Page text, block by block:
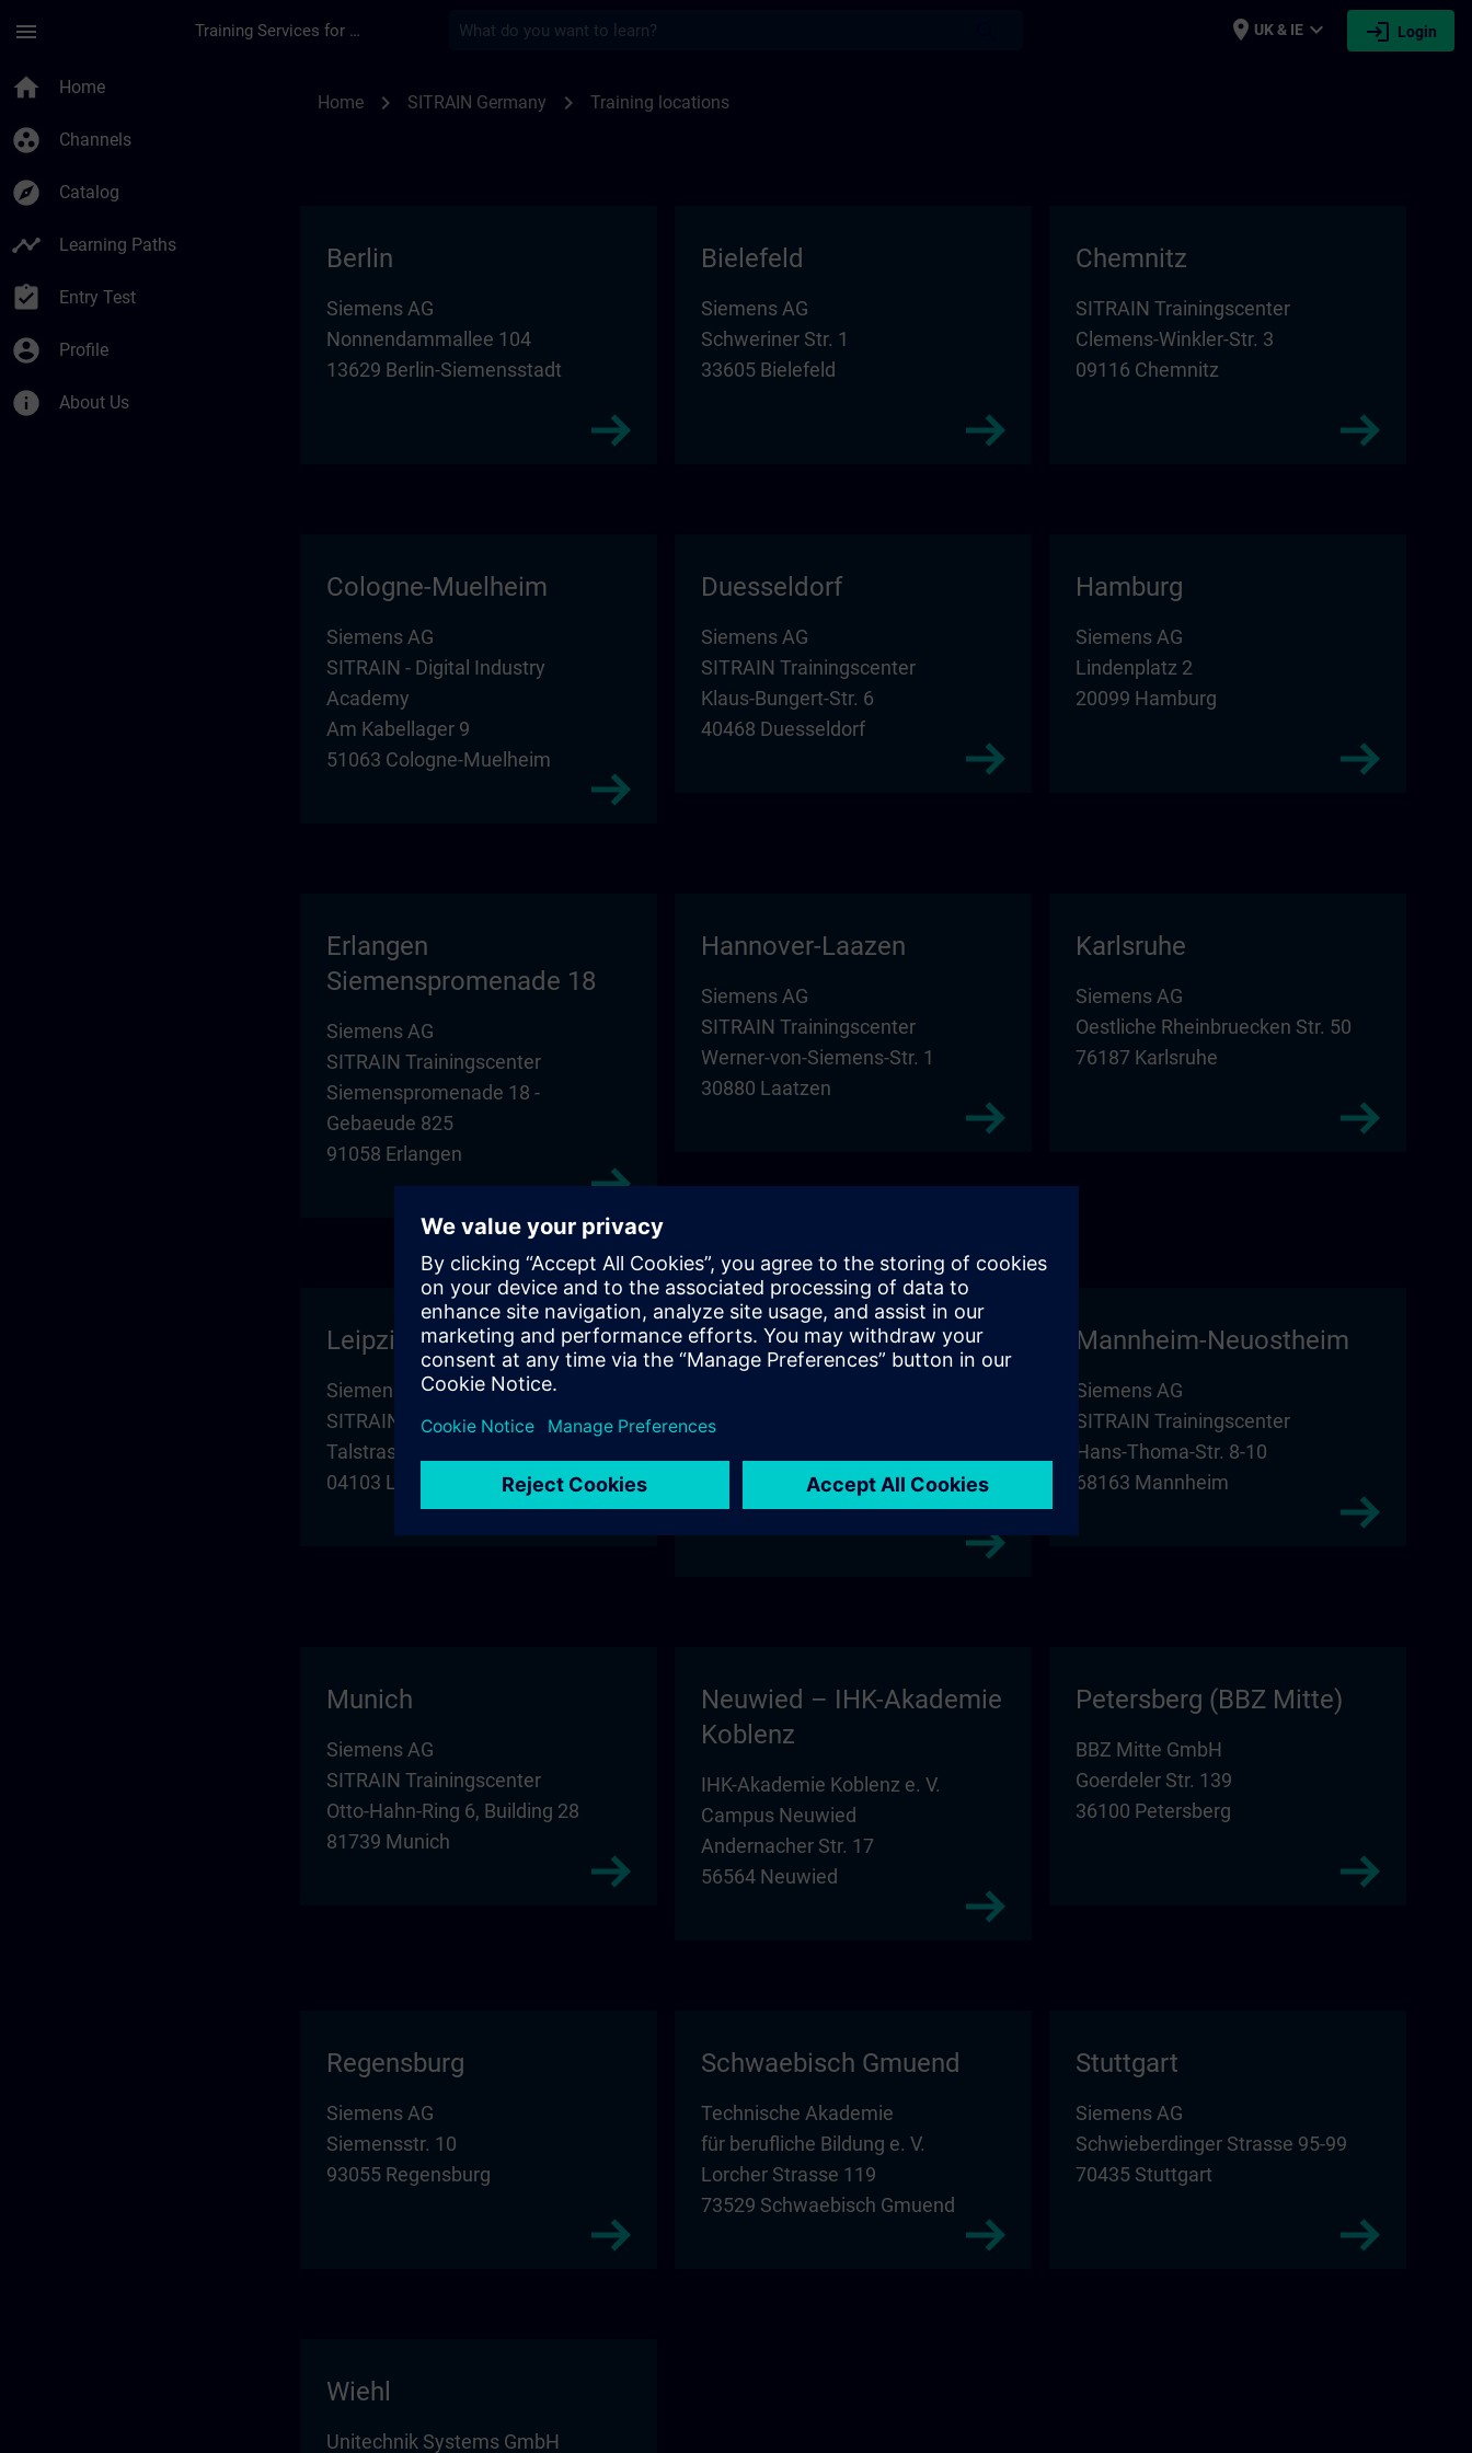
menu Training Services for Digital Industries place UK & IE expand_more login Login
home Home
group_work Channels
explore Catalog
timeline Learning Paths
assignment_turned_in Entry Test
account_circle Profile
info About Us
Home chevron_right SITRAIN Germany chevron_right Training locations
Berlin
Siemens AG
Nonnendammallee 104
13629 Berlin-Siemensstadt
Bielefeld
Siemens AG
Schweriner Str. 1
33605 Bielefeld
Chemnitz
SITRAIN Trainingscenter
Clemens-Winkler-Str. 3
09116 Chemnitz
Cologne-Muelheim
Siemens AG
SITRAIN - Digital Industry
Academy
Am Kabellager 9
51063 Cologne-Muelheim
Duesseldorf
Siemens AG
SITRAIN Trainingscenter
Klaus-Bungert-Str. 6
40468 Duesseldorf
Hamburg
Siemens AG
Lindenplatz 2
20099 Hamburg
Erlangen
Siemenspromenade 18
Siemens AG
SITRAIN Trainingscenter
Siemenspromenade 18 -
Gebaeude 825
91058 Erlangen
Hannover-Laazen
Siemens AG
SITRAIN Trainingscenter
Werner-von-Siemens-Str. 1
30880 Laatzen
Karlsruhe
Siemens AG
Oestliche Rheinbruecken Str. 50
76187 Karlsruhe
Leipzig
Siemens AG
SITRAIN Trainingscenter
Talstrasse 1
04103 Leipzig
Magdeburg – SBH
Niederlassung Magdeburg
39104 Magdeburg
Mannheim-Neuostheim
Siemens AG
SITRAIN Trainingscenter
Hans-Thoma-Str. 8-10
68163 Mannheim
Munich
Siemens AG
SITRAIN Trainingscenter
Otto-Hahn-Ring 6, Building 28
81739 Munich
Neuwied – IHK-Akademie
Koblenz
IHK-Akademie Koblenz e. V.
Campus Neuwied
Andernacher Str. 17
56564 Neuwied
Petersberg (BBZ Mitte)
BBZ Mitte GmbH
Goerdeler Str. 139
36100 Petersberg
Regensburg
Siemens AG
Siemensstr. 10
93055 Regensburg
Schwaebisch Gmuend
Technische Akademie
für berufliche Bildung e. V.
Lorcher Strasse 119
73529 Schwaebisch Gmuend
Stuttgart
Siemens AG
Schwieberdinger Strasse 95-99
70435 Stuttgart
Wiehl
Unitechnik Systems GmbH